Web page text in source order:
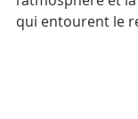
qui entourent le